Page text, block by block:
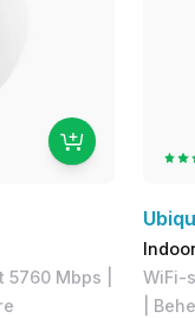
Mbps |
WiFi-
|